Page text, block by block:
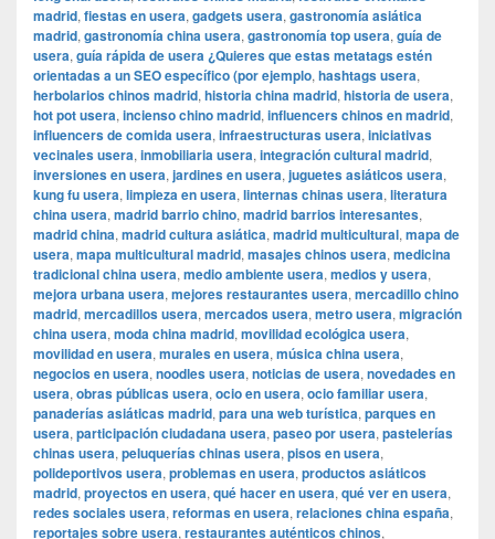
madrid, fiestas en usera, gadgets usera, gastronomía asiática
madrid, gastronomía china usera, gastronomía top usera, guía de
usera, guía rápida de usera ¿Quieres que estas metatags estén
orientadas a un SEO específico (por ejemplo, hashtags usera,
herbolarios chinos madrid, historia china madrid, historia de usera,
hot pot usera, incienso chino madrid, influencers chinos en madrid,
influencers de comida usera, infraestructuras usera, iniciativas
vecinales usera, inmobiliaria usera, integración cultural madrid,
inversiones en usera, jardines en usera, juguetes asiáticos usera,
kung fu usera, limpieza en usera, linternas chinas usera, literatura
china usera, madrid barrio chino, madrid barrios interesantes,
madrid china, madrid cultura asiática, madrid multicultural, mapa de
usera, mapa multicultural madrid, masajes chinos usera, medicina
tradicional china usera, medio ambiente usera, medios y usera,
mejora urbana usera, mejores restaurantes usera, mercadillo chino
madrid, mercadillos usera, mercados usera, metro usera, migración
china usera, moda china madrid, movilidad ecológica usera,
movilidad en usera, murales en usera, música china usera,
negocios en usera, noodles usera, noticias de usera, novedades en
usera, obras públicas usera, ocio en usera, ocio familiar usera,
panaderías asiáticas madrid, para una web turística, parques en
usera, participación ciudadana usera, paseo por usera, pastelerías
chinas usera, peluquerías chinas usera, pisos en usera,
polideportivos usera, problemas en usera, productos asiáticos
madrid, proyectos en usera, qué hacer en usera, qué ver en usera,
redes sociales usera, reformas en usera, relaciones china españa,
reportajes sobre usera, restaurantes auténticos chinos,